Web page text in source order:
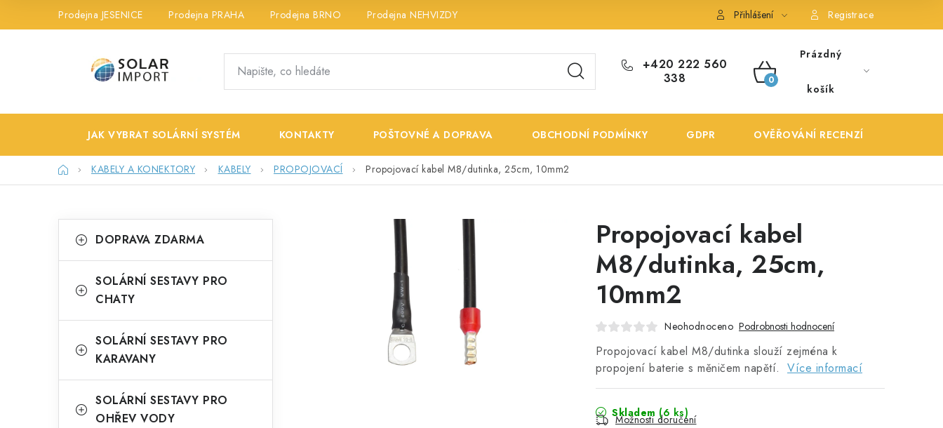
Prodejna JESENICE Prodejna PRAHA Prodejna BRNO Prodejna NEHVIZDY POŠTOVNÉ A DOPRAVA OBCHODNÍ PODMÍNKY
Přihlášení Registrace
+420 222 560
338
NÁKUPNÍ
Prázdný
košík
JAK VYBRAT SOLÁRNÍ SYSTÉM KONTAKTY POŠTOVNÉ A DOPRAVA OBCHODNÍ PODMÍNKY GDPR OVĚŘOVÁNÍ RECENZÍ
DomůKABELY A KONEKTORY KABELY PROPOJOVACÍ Propojovací kabel M8/dutinka, 25cm, 10mm2
o
t
n
kategorie
a
g
DOPRAVA ZDARMA
SOLÁRNÍ SESTAVY PRO
CHATY
SOLÁRNÍ SESTAVY PRO
KARAVANY
SOLÁRNÍ SESTAVY PRO
OHŘEV VODY
Propojovací kabel
M8/dutinka, 25cm,
10mm2
Neohodnoceno Podrobnosti hodnocení
Propojovací kabel M8/dutinka slouží zejména k
propojení baterie s měničem napětí. Více informací
Skladem (6 ks)
Možnosti doručení